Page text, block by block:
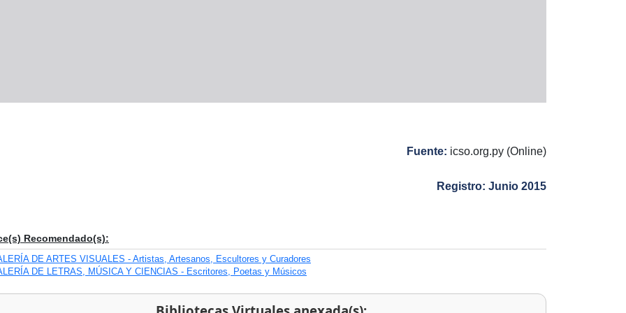
Fuente: icso.org.py (Online)
Registro: Junio 2015
Recomendado(s):
DE ARTES VISUALES - Artistas, Artesanos, Escultores y Curadores
DE LETRAS, MÚSICA Y CIENCIAS - Escritores, Poetas y Músicos